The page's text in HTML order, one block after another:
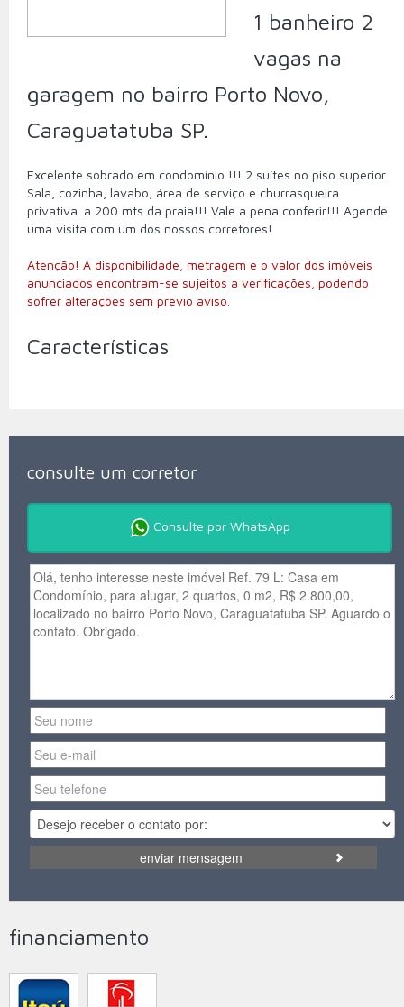
1 banheiro 2
vagas na
garagem no bairro Porto Novo,
Caraguatatuba SP.
Excelente sobrado em condomínio !!! 2 suítes no piso superior.
Sala, cozinha, lavabo, área de serviço e churrasqueira
privativa. a 200 mts da praia!!! Vale a pena conferir!!! Agende
uma visita com um dos nossos corretores!
Atenção! A disponibilidade, metragem e o valor dos imóveis
anunciados encontram-se sujeitos a verificações, podendo
sofrer alterações sem prévio aviso.
Características
consulte um corretor
Consulte por WhatsApp
enviar mensagem
financiamento